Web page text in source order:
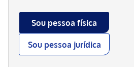
Sou pessoa física
Sou pessoa jurídica